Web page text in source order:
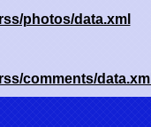
photos/data.xml
comments/data.xml